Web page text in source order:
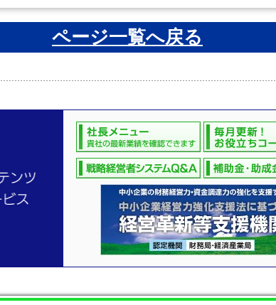
ページ一覧へ戻る